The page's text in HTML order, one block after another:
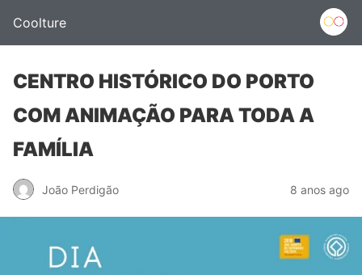
Coolture
CENTRO HISTÓRICO DO PORTO
COM ANIMAÇÃO PARA TODA A
FAMÍLIA
João Perdigão 8 anos ago